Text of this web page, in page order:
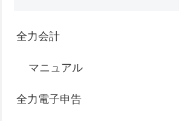
全力会計
マニュアル
全力電子申告